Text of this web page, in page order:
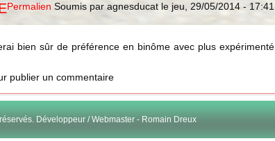
Permalien Soumis paragnesducat le jeu, 29/05/2014 - 17:41
bien sûr de préférence en binôme avec plus expérimenté
publier un commentaire
Développeur / Webmaster - Romain Dreux